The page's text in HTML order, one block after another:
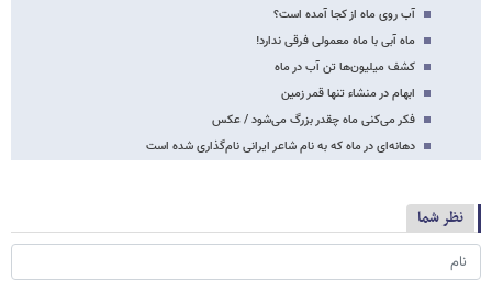
آب روی ماه از کجا آمده است؟
ماه آبی با ماه معمولی فرقی ندارد!
کشف میلیون‌ها تن آب در ماه
ابهام در منشاء تنها قمر زمین
فکر می‌کنی ماه چقدر بزرگ می‌شود / عکس
دهانه‌ای در ماه که به نام شاعر ایرانی نام‌گذاری شده است
نظر شما